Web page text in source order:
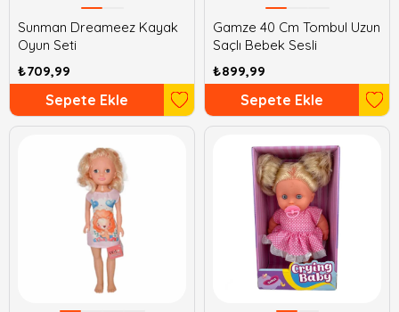
Sunman Dreameez Kayak
Oyun Seti
₺709,99
Sepete Ekle
Gamze 40 Cm Tombul Uzun
Saçlı Bebek Sesli
₺899,99
Sepete Ekle